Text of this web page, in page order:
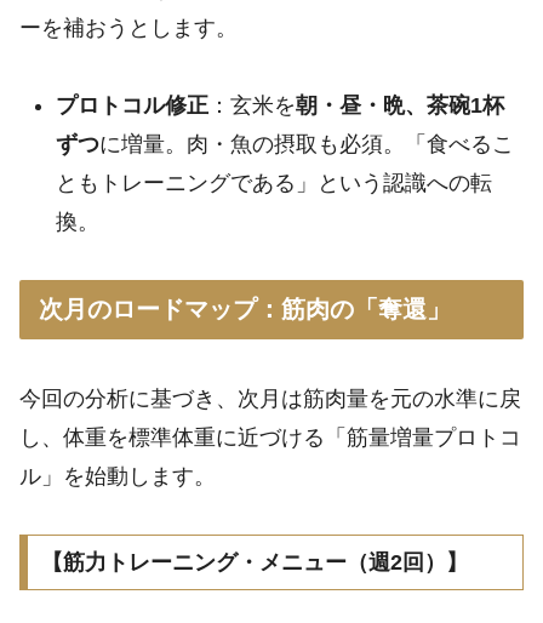
ーを補おうとします。
プロトコル修正：玄米を朝・昼・晩、茶碗1杯
ずつに増量。肉・魚の摂取も必須。「食べるこ
ともトレーニングである」という認識への転
換。
次月のロードマップ：筋肉の「奪還」
今回の分析に基づき、次月は筋肉量を元の水準に戻
し、体重を標準体重に近づける「筋量増量プロトコ
ル」を始動します。
【筋力トレーニング・メニュー（週2回）】